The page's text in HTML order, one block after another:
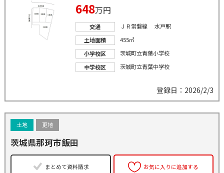
648万円
交通
ＪＲ常磐線 水戸駅
土地面積
455㎡
小学校区
茨城町立青葉小学校
中学校区
茨城町立青葉中学校
登録日：2026/2/3
土地 更地
茨城県那珂市飯田
まとめて資料請求 お気に入りに追加する